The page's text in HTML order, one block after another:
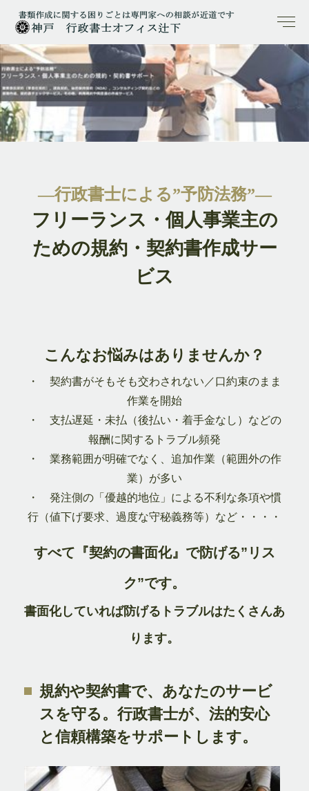
―行政書士による”予防法務”―
フリーランス・個人事業主の
ための規約・契約書作成サー
ビス
こんなお悩みはありませんか？
・ 契約書がそもそも交わされない／口約束のまま
作業を開始
・ 支払遅延・未払（後払い・着手金なし）などの
報酬に関するトラブル頻発
・ 業務範囲が明確でなく、追加作業（範囲外の作
業）が多い
・ 発注側の「優越的地位」による不利な条項や慣
行（値下げ要求、過度な守秘義務等）など・・・・
すべて『契約の書面化』で防げる”リス
ク”です。
書面化していれば防げるトラブルはたくさんあ
ります。
規約や契約書で、あなたのサービ
スを守る。行政書士が、法的安心
と信頼構築をサポートします。